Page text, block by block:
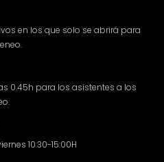
en los que solo se abrirá para
0.45h para los asistentes a los
10:30-15:00H